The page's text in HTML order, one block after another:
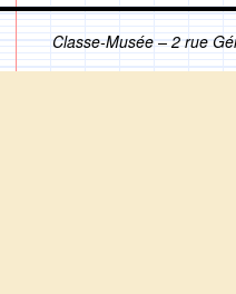
Classe-Musée – 2 rue